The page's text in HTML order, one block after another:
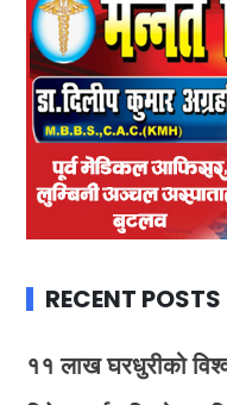
RECENT POSTS
११ लाख घरधुरीको